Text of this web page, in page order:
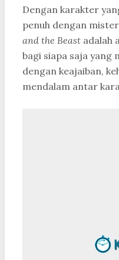
Dengan karakter
penuh dengan
and the Beast adalah
bagi siapa saja yang
dengan keajaiban,
mendalam antar